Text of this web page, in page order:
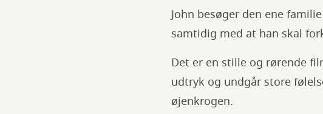
John besøger den ene
samtidig med at han skal
Det er en stille og rørende
udtryk og undgår store
øjenkrogen.